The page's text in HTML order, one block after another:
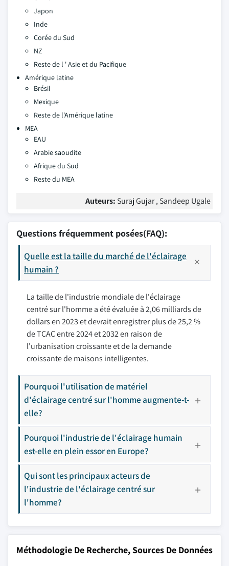
Japon
Inde
Corée du Sud
NZ
Reste de l ' Asie et du Pacifique
Amérique latine
Brésil
Mexique
Reste de l'Amérique latine
MEA
EAU
Arabie saoudite
Afrique du Sud
Reste du MEA
Auteurs: Suraj Gujar , Sandeep Ugale
Questions fréquemment posées(FAQ):
Quelle est la taille du marché de l'éclairage
humain ?
La taille de l'industrie mondiale de l'éclairage
centré sur l'homme a été évaluée à 2,06 milliards de
dollars en 2023 et devrait enregistrer plus de 25,2 %
de TCAC entre 2024 et 2032 en raison de
l'urbanisation croissante et de la demande
croissante de maisons intelligentes.
Pourquoi l'utilisation de matériel
d'éclairage centré sur l'homme augmente-t-
elle?
Pourquoi l'industrie de l'éclairage humain
est-elle en plein essor en Europe?
Qui sont les principaux acteurs de
l'industrie de l'éclairage centré sur
l'homme?
Méthodologie De Recherche, Sources De Données